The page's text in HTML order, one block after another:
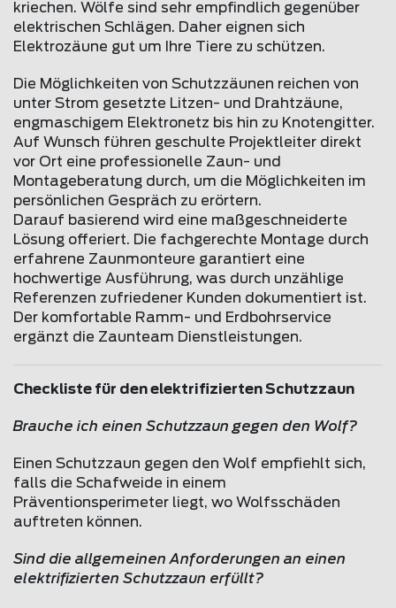
kriechen. Wölfe sind sehr empfindlich gegenüber
elektrischen Schlägen. Daher eignen sich
Elektrozäune gut um Ihre Tiere zu schützen.
Die Möglichkeiten von Schutzzäunen reichen von
unter Strom gesetzte Litzen- und Drahtzäune,
engmaschigem Elektronetz bis hin zu Knotengitter.
Auf Wunsch führen geschulte Projektleiter direkt
vor Ort eine professionelle Zaun- und
Montageberatung durch, um die Möglichkeiten im
persönlichen Gespräch zu erörtern.
Darauf basierend wird eine maßgeschneiderte
Lösung offeriert. Die fachgerechte Montage durch
erfahrene Zaunmonteure garantiert eine
hochwertige Ausführung, was durch unzählige
Referenzen zufriedener Kunden dokumentiert ist.
Der komfortable Ramm- und Erdbohrservice
ergänzt die Zaunteam Dienstleistungen.
Checkliste für den elektrifizierten Schutzzaun
Brauche ich einen Schutzzaun gegen den Wolf?
Einen Schutzzaun gegen den Wolf empfiehlt sich,
falls die Schafweide in einem
Präventionsperimeter liegt, wo Wolfsschäden
auftreten können.
Sind die allgemeinen Anforderungen an einen
elektrifizierten Schutzzaun erfüllt?